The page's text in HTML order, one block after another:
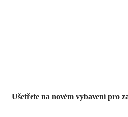
Ušetřete na novém vybavení pro